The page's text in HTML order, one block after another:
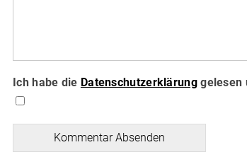
Ich habe die Datenschutzerklärunggelesen
Kommentar Absenden